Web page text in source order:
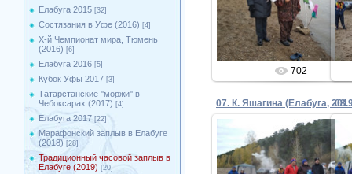
Елабуга 2015 [32]
Состязания в Уфе (2016) [4]
X-й Чемпионат мира, Тюмень
(2016) [6]
Елабуга 2016 [5]
Кубок Уфы 2017 [3]
Татарстанские ''моржи'' в
Чебоксарах (2017) [4]
Елабуга 2017 [22]
Марафонский заплыв в Елабуге
(2018) [28]
Традиционный часовой заплыв в
Елабуге (2019) [20]
Admin
702
07. К. Яшагина (Елабуга,
01.10.2019
08.